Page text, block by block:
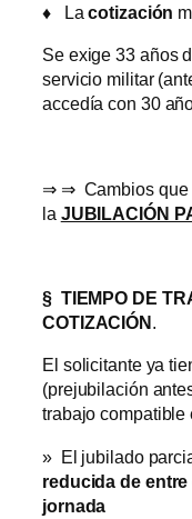
♦Lacotización
Se exige 33 años
servicio militar
accedía con 30
⇒ ⇒ Cambios que
la JUBILACIÓN
§ TIEMPO DE
COTIZACIÓN.
El solicitante ya
(prejubilación
trabajo compatible
» El jubilado
reducida de entre
jornada